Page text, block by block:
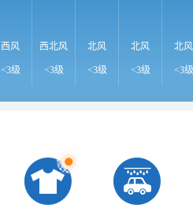
西风
<3级
西北风
<3级
北风
<3级
北风
<3级
北风
<3级